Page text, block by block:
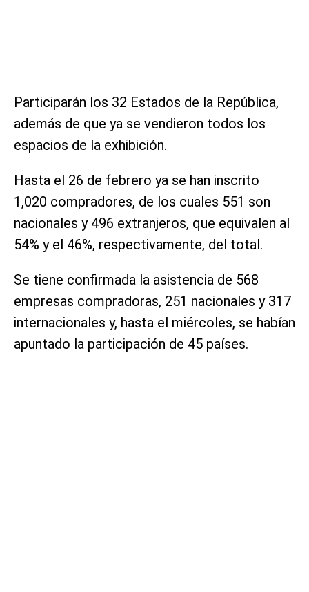
Participarán los 32 Estados de la República,
además de que ya se vendieron todos los
espacios de la exhibición.
Hasta el 26 de febrero ya se han inscrito
1,020 compradores, de los cuales 551 son
nacionales y 496 extranjeros, que equivalen al
54% y el 46%, respectivamente, del total.
Se tiene confirmada la asistencia de 568
empresas compradoras, 251 nacionales y 317
internacionales y, hasta el miércoles, se habían
apuntado la participación de 45 países.